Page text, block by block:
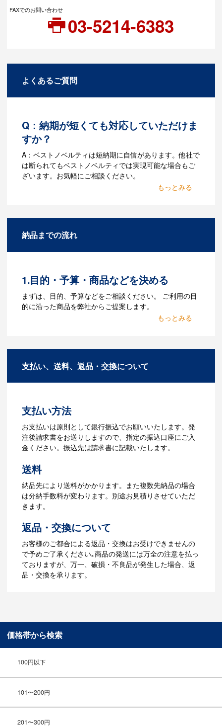
FAXでのお問い合わせ
03-5214-6383
よくあるご質問
Q：納期が短くても対応していただけま
すか？
A：ベストノベルティは短納期に自信があります。他社で
は断られてもベストノベルティでは実現可能な場合もご
ざいます。お気軽にご相談ください。
があります。Adobe illustratorのaiファイ
Q：ウェブサイトに掲載され
ていないオリジナルのノベル
タマイズが可能です。お気軽にご相談く
納品までの流れ
1.目的・予算・商品などを決める
まずは、目的、予算などをご相談ください。 ご利用の目
的に沿った商品を弊社からご提案します。
お見積を弊社からお出しします。
3.発注・データ入稿
ら、ご注文書をお送りします。
【名入れをする場合】名入れに必要なデ
ータをご入稿頂き、名入れイメージをデ
ータでご確認いただきます。
4.納品
【名入れをする場合】データのご入稿後
３週間程度で納品となります。
【名入れなしの場合】在庫がある場合、3
～5営業日程度で納品となります。
ご利用ガイドをもっとみる
支払い、送料、返品・交換について
支払い方法
お支払いは原則として銀行振込でお願いいたします。発
注後請求書をお送りしますので、指定の振込口座にご入
金ください。振込先は請求書に記載いたします。
送料
納品先により送料がかかります。また複数先納品の場合
は分納手数料が変わります。別途お見積りさせていただ
きます。
返品・交換について
お客様のご都合による返品・交換はお受けできませんの
で予めご了承ください｡商品の発送には万全の注意を払っ
ておりますが、万一、破損・不良品が発生した場合、返
品・交換を承ります。
価格帯から検索
100円以下
101〜200円
201〜300円